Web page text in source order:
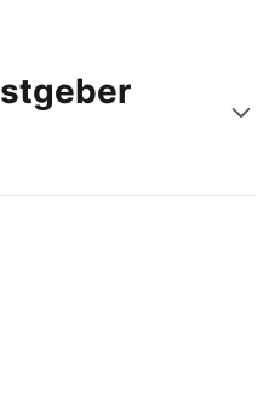
wie Ihnen an